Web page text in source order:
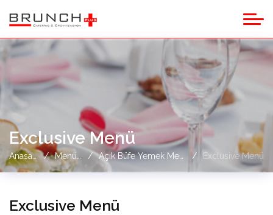
Exclusive Menü
Anasayfa Açık Büfe Yemek Menüleri Exclusive Menü
Exclusive Menü